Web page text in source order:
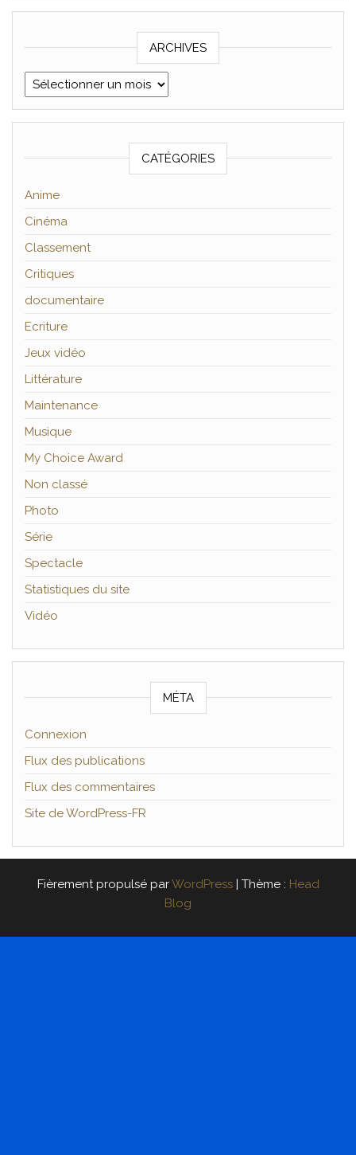
ARCHIVES
Archives
CATÉGORIES
Anime
Cinéma
Classement
Critiques
documentaire
Ecriture
Jeux vidéo
Littérature
Maintenance
Musique
My Choice Award
Non classé
Photo
Série
Spectacle
Statistiques du site
Vidéo
MÉTA
Connexion
Flux des publications
Flux des commentaires
Site de WordPress-FR
Fièrement propulsé parWordPress | Thème : Head
Blog